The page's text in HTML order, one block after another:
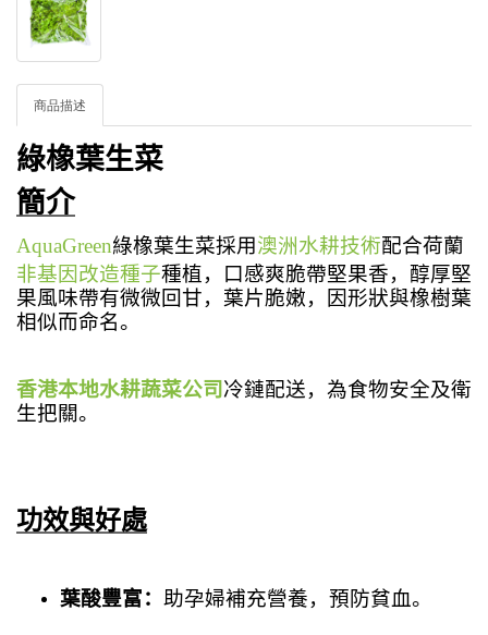
商品描述
綠橡葉生菜
簡介
AquaGreen綠橡葉生菜採用澳洲水耕技術配合荷蘭
非基因改造種子種植，
口感爽脆帶堅果香，醇厚堅
果風味帶有微微回甘，葉片脆嫩，因形狀與橡樹葉
相似而命名。
香港本地水耕蔬菜公司冷鏈配送， 為食物安全及衛
生把關。
功效與好處
葉酸豐富： 助孕婦補充營養，預防貧血。